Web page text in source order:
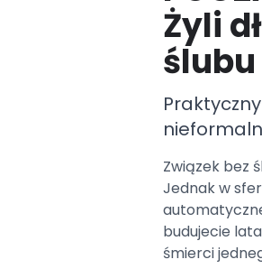
Żyli
ślubu
Związek bez
Jednak w
budujecie
śmierci